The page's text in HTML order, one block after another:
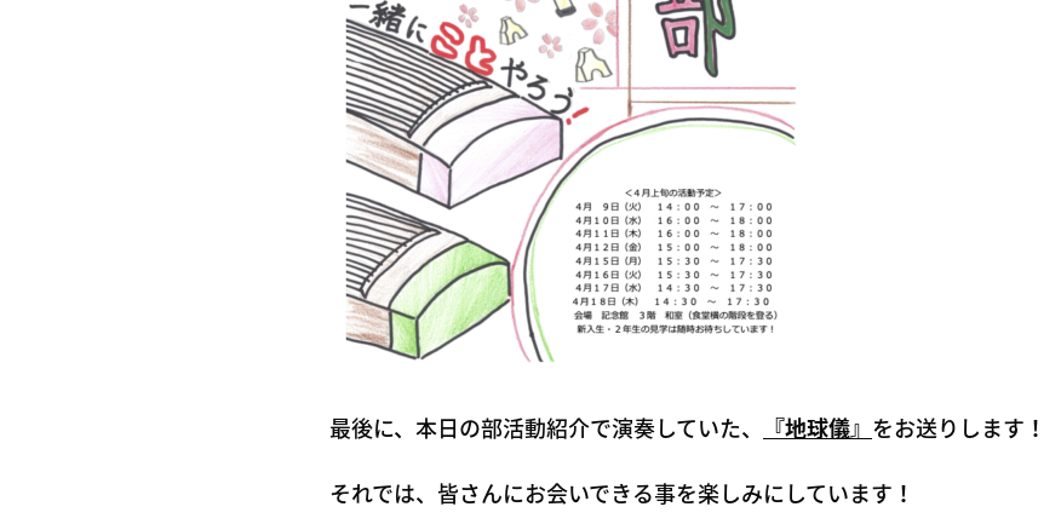
最後に、本日の部活動紹介で演奏していた、 『地球儀』 をお送りします！
それでは、皆さんにお会いできる事を楽しみにしています！